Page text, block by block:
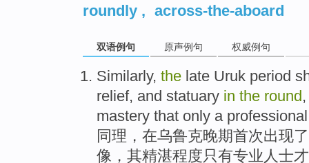
roundly , across-the-aboard
双语例句 原声例句 权威例句
Similarly, the late Uruk period
relief, and statuary in the round
mastery that only a professional
同理 ， 在乌鲁克晚期首次出现了
像 ，其精湛程度只有专业人士